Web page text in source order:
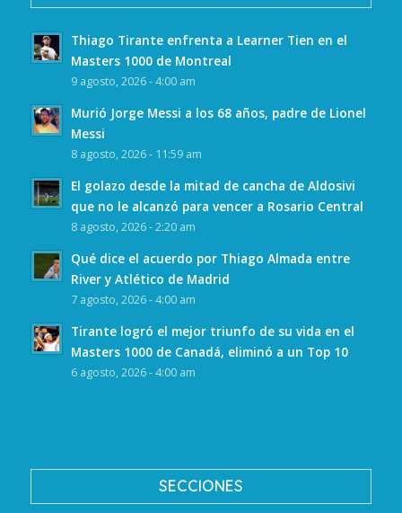
Thiago Tirante enfrenta a Learner Tien en el
Masters 1000 de Montreal
9 agosto, 2026 - 4:00 am
Murió Jorge Messi a los 68 años, padre de Lionel
Messi
8 agosto, 2026 - 11:59 am
El golazo desde la mitad de cancha de Aldosivi
que no le alcanzó para vencer a Rosario Central
8 agosto, 2026 - 2:20 am
Qué dice el acuerdo por Thiago Almada entre
River y Atlético de Madrid
7 agosto, 2026 - 4:00 am
Tirante logró el mejor triunfo de su vida en el
Masters 1000 de Canadá, eliminó a un Top 10
6 agosto, 2026 - 4:00 am
SECCIONES